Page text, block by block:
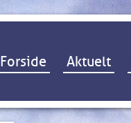
Hop til indhold
Forside Aktuelt